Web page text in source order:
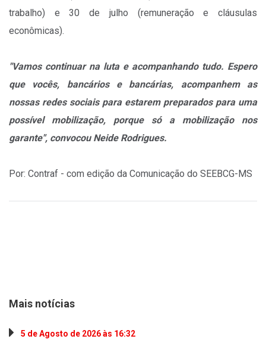
trabalho) e 30 de julho (remuneração e cláusulas
econômicas).
"Vamos continuar na luta e acompanhando tudo. Espero
que vocês, bancários e bancárias, acompanhem as
nossas redes sociais para estarem preparados para uma
possível mobilização, porque só a mobilização nos
garante", convocou Neide Rodrigues.
Por: Contraf - com edição da Comunicação do SEEBCG-MS
Mais notícias
5 de Agosto de 2026 às 16:32